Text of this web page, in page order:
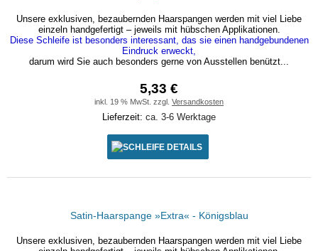
Unsere exklusiven, bezaubernden Haarspangen werden mit viel Liebe
einzeln handgefertigt – jeweils mit hübschen Applikationen.
Diese Schleife ist besonders interessant, das sie einen handgebundenen
Eindruck erweckt,
darum wird Sie auch besonders gerne von Ausstellen benützt...
5,33 €
inkl. 19 % MwSt. zzgl. Versandkosten
Lieferzeit: ca. 3-6 Werktage
DETAILS
Satin-Haarspange »Extra« - Königsblau
Unsere exklusiven, bezaubernden Haarspangen werden mit viel Liebe